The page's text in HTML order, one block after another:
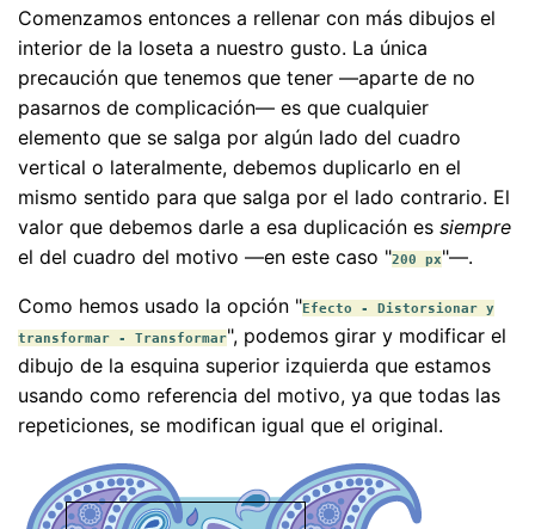
Comenzamos entonces a rellenar con más dibujos el
interior de la loseta a nuestro gusto. La única
precaución que tenemos que tener —aparte de no
pasarnos de complicación— es que cualquier
elemento que se salga por algún lado del cuadro
vertical o lateralmente, debemos duplicarlo en el
mismo sentido para que salga por el lado contrario. El
valor que debemos darle a esa duplicación es siempre
el del cuadro del motivo —en este caso "200 px"—.
Como hemos usado la opción "Efecto - Distorsionar y
transformar - Transformar", podemos girar y modificar el
dibujo de la esquina superior izquierda que estamos
usando como referencia del motivo, ya que todas las
repeticiones, se modifican igual que el original.